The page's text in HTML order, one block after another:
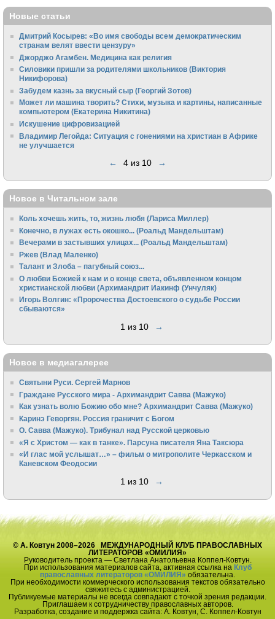
Новые статьи
Дмитрий Косырев: «Во имя свободы всем демократическим
странам велят ввести цензуру»
Джорджо Агамбен. Медицина как религия
Силовики пришли за родителями школьников (Виктория
Никифорова)
Забудем казнь за вкусный сыр (Георгий Зотов)
Может ли машина творить? Стихи, музыка и картины, написанные
компьютером (Екатерина Никитина)
Искушение цифровизацией
Владимир Легойда: Ситуация с гонениями на христиан в Африке
не улучшается
← 4 из 10 →
Новое в Читальном зале
Коль хочешь жить, то, жизнь любя (Лариса Миллер)
Конечно, в лужах есть окошко... (Роальд Мандельштам)
Вечерами в застывших улицах... (Роальд Мандельштам)
Ржев (Влад Маленко)
Талант и Злоба – пагубный союз...
О любви Божией к нам и о конце света, объявленном концом
христианской любви (Архимандрит Иакинф (Унчуляк)
Игорь Волгин: «Пророчества Достоевского о судьбе России
сбываются»
1 из 10 →
Новое в медиагалерее
Святыни Руси. Сергей Марнов
Граждане Русского мира - Архимандрит Савва (Мажуко)
Как узнать волю Божию обо мне? Архимандрит Савва (Мажуко)
Каринэ Геворгян. Россия граничит с Богом
О. Савва (Мажуко). Трибунал над Русской церковью
«Я с Христом — как в танке». Парсуна писателя Яна Таксюра
«И глас мой услышат…» – фильм о митрополите Черкасском и
Каневском Феодосии
1 из 10 →
© А. Ковтун 2008–2026 МЕЖДУНАРОДНЫЙ КЛУБ ПРАВОСЛАВНЫХ
ЛИТЕРАТОРОВ «ОМИЛИЯ»
Руководитель проекта — Светлана Анатольевна Коппел-Ковтун.
При использования материалов сайта, активная ссылка на Клуб
православных литераторов «ОМИЛИЯ» обязательна.
При необходимости коммерческого использования текстов обязательно
свяжитесь с администрацией.
Публикуемые материалы не всегда совпадают с точкой зрения редакции.
Приглашаем к сотрудничеству православных авторов.
Разработка, создание и поддержка сайта: А. Ковтун, С. Коппел-Ковтун